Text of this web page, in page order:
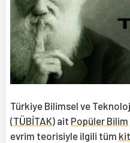
Türkiye Bilimsel ve
(TÜBİTAK) ait Popüler Bilim
evrim teorisiyle ilgili tüm